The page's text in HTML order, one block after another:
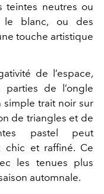
teintes neutres ou
le blanc, ou des
touche artistique
de l’espace,
parties de l’ongle
simple trait noir sur
de triangles et de
pastel peut
chic et raffiné. Ce
les tenues plus
automnale.